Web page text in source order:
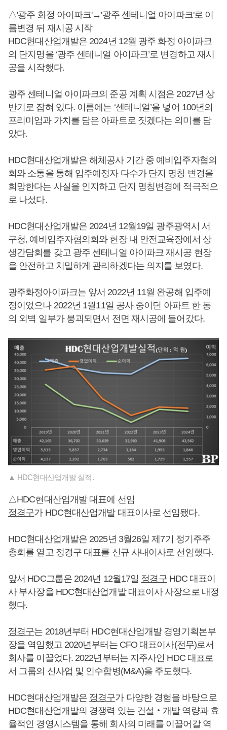
△'광주 화정 아이파크'→'광주 센테니얼 아이파크'로 이
름변경 뒤 재시공 시작
HDC현대산업개발은 2024년 12월 광주 화정 아이파크
의 단지명을 ‘광주 센테니얼 아이파크’로 변경하고 재시
공을 시작했다.
광주 센테니얼 아이파크의 준공 계획 시점은 2027년 상
반기로 잡혀 있다. 이름에는 ‘센테니얼’을 넣어 100년의
프리미엄과 가치를 담은 아파트로 짓겠다는 의미를 담
았다.
HDC현대산업개발은 해체공사 기간 중 예비입주자협의
회와 소통을 통해 입주예정자 다수가 단지 명칭 변경을
희망한다는 사실을 인지하고 단지 명칭변경에 적극적으
로 나섰다.
HDC현대산업개발은 2024년 12월19일 광주광역시 서
구청, 예비입주자협의회와 현장 내 안전교육장에서 상
생간담회를 갖고 광주 센테니얼 아이파크 재시공 현장
을 안전하고 치밀하게 관리하겠다는 의지를 보였다.
광주화정아이파크는 앞서 2022년 11월 완공해 입주예
정이었으나 2022년 1월11일 공사 중이던 아파트 한 동
의 외벽 일부가 붕괴되면서 전면 재시공에 들어갔다.
▲ HDC현대산업개발 실적.
△HDC현대산업개발 대표에 선임
정경구가 HDC현대산업개발 대표이사로 선임됐다.
HDC현대산업개발은 2025년 3월26일 제7기 정기주주
총회를 열고 정경구 대표를 신규 사내이사로 선임했다.
앞서 HDC그룹은 2024년 12월17일 정경구HDC 대표이
사 부사장을 HDC현대산업개발 대표이사 사장으로 내정
했다.
정경구는 2018년부터 HDC현대산업개발 경영기획본부
장을 역임했고 2020년부터는 CFO 대표이사(전무)로서
회사를 이끌었다. 2022년부터는 지주사인 HDC 대표로
서 그룹의 신사업 및 인수합병(M&A)을 주도했다.
HDC현대산업개발은 정경구가 다양한 경험을 바탕으로
HDC현대산업개발의 경쟁력 있는 건설‧개발 역량과 효
율적인 경영시스템을 통해 회사의 미래를 이끌어갈 역